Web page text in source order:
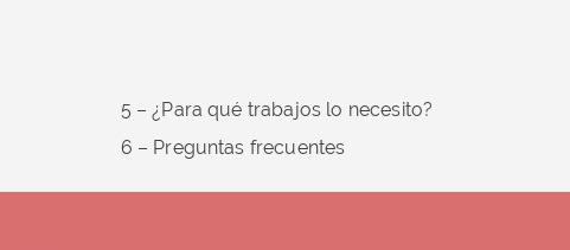
5 – ¿Para qué trabajos lo necesito?
6 – Preguntas frecuentes